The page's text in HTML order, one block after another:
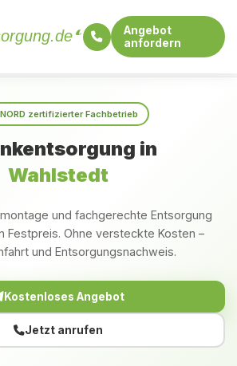
Angebot
anfordern
zertifizierter Fachbetrieb
in
Wahlstedt
und fachgerechte Entsorgung
Festpreis. Ohne versteckte Kosten –
und Entsorgungsnachweis.
Kostenloses Angebot
Jetzt anrufen